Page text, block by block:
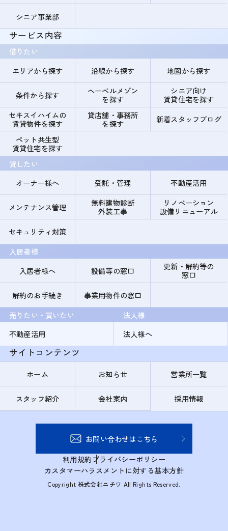
シニア事業部
サービス内容
借りたい
エリアから探す
沿線から探す 地図から探す
条件から探す
ヘーベルメゾン
を探す
シニア向け
賃貸住宅を探す
セキスイハイムの
賃貸物件を探す
貸店舗・事務所
を探す
新着スタッフブログ
ペット共生型
賃貸住宅を探す
貸したい
オーナー様へ
受託・管理 不動産活用
メンテナンス管理
無料建物診断
外装工事
リノベーション
設備リニューアル
セキュリティ対策
入居者様
入居者様へ
設備等の窓口
更新・解約等の
窓口
解約のお手続き
事業用物件の窓口
売りたい・買いたい
不動産活用
法人様
法人様へ
サイトコンテンツ
ホーム お知らせ 営業所一覧
スタッフ紹介 会社案内 採用情報
お問い合わせはこちら
利用規約プライバシーポリシー
カスタマーハラスメントに対する基本方針
Copyright 株式会社ニチワ All Rights Reserved.